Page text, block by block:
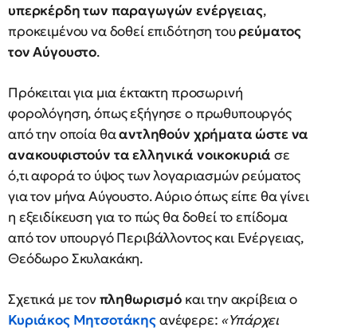
υπερκέρδη των παραγωγών ενέργειας,
προκειμένου να δοθεί επιδότηση τουρεύματος
τον Αύγουστο.
Πρόκειται για μια έκτακτη προσωρινή
φορολόγηση, όπως εξήγησε ο πρωθυπουργός
από την οποία θααντληθούν χρήματα ώστε να
ανακουφιστούν τα ελληνικά νοικοκυριά σε
ό,τι αφορά το ύψος των λογαριασμών ρεύματος
για τον μήνα Αύγουστο. Αύριο όπως είπε θα γίνει
η εξειδίκευση για το πώς θα δοθεί το επίδομα
από τον υπουργό Περιβάλλοντος και Ενέργειας,
Θεόδωρο Σκυλακάκη.
Σχετικά με τονπληθωρισμό και την ακρίβεια ο
Κυριάκος Μητσοτάκηςανέφερε: «Υπάρχει